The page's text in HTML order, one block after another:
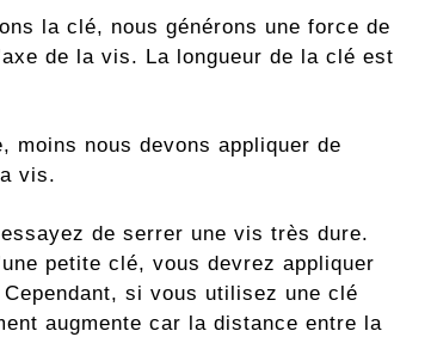
la clé, nous générons une force de
de la vis. La longueur de la clé est
moins nous devons appliquer de
vis.
de serrer une vis très dure.
petite clé, vous devrez appliquer
si vous utilisez une clé
augmente car la distance entre la